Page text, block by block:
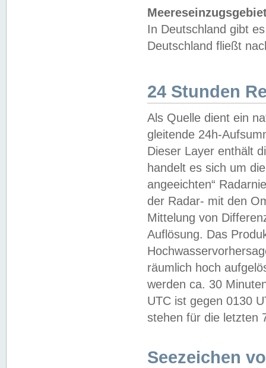
In Deutschland gibt
Deutschland fließt
24 Stunden
Als Quelle dient ein
gleitende 24h-
Dieser Layer enthält
handelt es sich um
angeeichten“
der Radar- mit den
Mittelung von
Auflösung. Das
räumlich hoch
werden ca. 30
UTC ist gegen 0130
stehen für die letzten
Seezeichen